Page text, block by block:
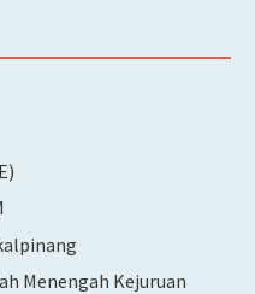
Menengah Kejuruan